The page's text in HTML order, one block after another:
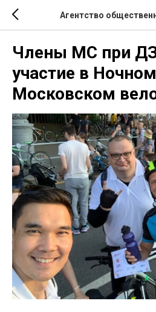
Агентство
Члены МС при
участие в Ночном
Московском